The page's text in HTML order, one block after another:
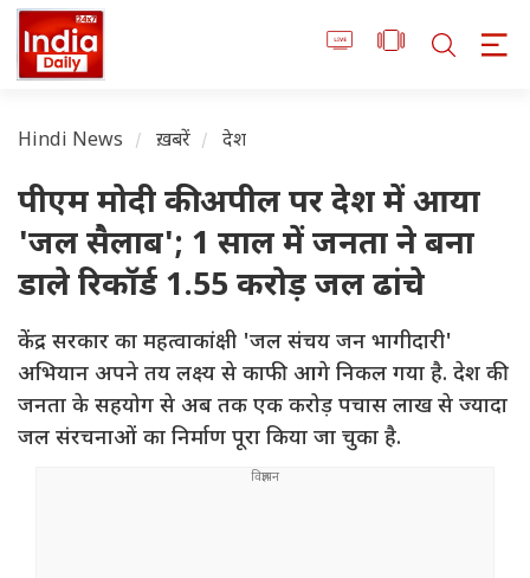
Hindi News ख़बरें देश
पीएम मोदी की अपील पर देश में आया
'जल सैलाब'; 1 साल में जनता ने बना
डाले रिकॉर्ड 1.55 करोड़ जल ढांचे
केंद्र सरकार का महत्वाकांक्षी 'जल संचय जन भागीदारी'
अभियान अपने तय लक्ष्य से काफी आगे निकल गया है. देश की
जनता के सहयोग से अब तक एक करोड़ पचास लाख से ज्यादा
जल संरचनाओं का निर्माण पूरा किया जा चुका है.